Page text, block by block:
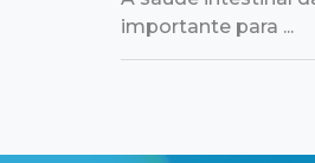
importante para ...